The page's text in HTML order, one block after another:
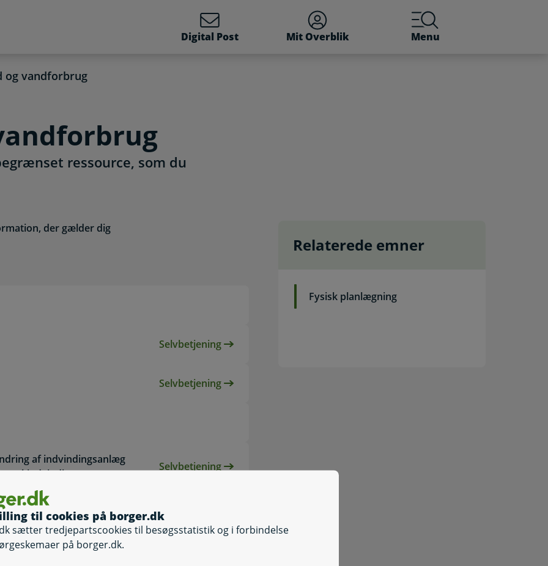
til cookies på borger.dk
sætter tredjepartscookies til besøgsstatistik og i forbindelse
på borger.dk.
Digital Post
Mit Overblik Menu
og vandforbrug
ressource, som du
der gælder dig
Selvbetjening
Selvbetjening, Tjek din vandkvalitet
Selvbetjening
Selvbetjening, Tjek drikkevandets hårdhed
af indvindingsanlæg
Selvbetjening
Selvbetjening, Ansøg om tilladelse til etablering og ændring af
Relaterede emner
Fysisk planlægning